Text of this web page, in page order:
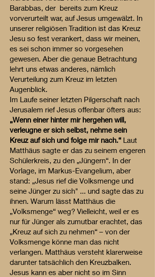
Barabbas, der bereits zum Kreuz
vorverurteilt war, auf Jesus umgewälzt. In
unserer religiösen Tradition ist das Kreuz
Jesu so fest verankert, dass wir meinen,
es sei schon immer so vorgesehen
gewesen. Aber die genaue Betrachtung
lehrt uns etwas anderes, nämlich
Verurteilung zum Kreuz im letzten
Augenblick.
Im Laufe seiner letzten Pilgerschaft nach
Jerusalem rief Jesus offenbar öfters aus:
„Wenn einer hinter mir hergehen will,
verleugne er sich selbst, nehme sein
Kreuz auf sich und folge mir nach.“ Laut
Matthäus sagte er das zu seinem engeren
Schülerkreis, zu den „Jüngern“. In der
Vorlage, im Markus-Evangelium, aber
stand: „Jesus rief die Volksmenge und
seine Jünger zu sich" ... und sagte das zu
ihnen. Warum lässt Matthäus die
„Volksmenge“ weg? Vielleicht, weil er es
nur für Jünger als zumutbar erachtet, das
„Kreuz auf sich zu nehmen“ – von der
Volksmenge könne man das nicht
verlangen. Matthäus versteht klarerweise
darunter tatsächlich den Kreuzbalken.
Jesus kann es aber nicht so im Sinn